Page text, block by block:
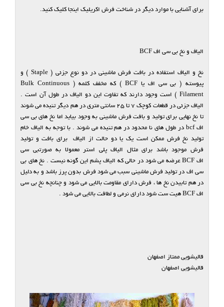
برای آشنایی با موارد دیگر در شناخت فرش اکریلیک اینجا کلیک کنید.
الیاف و نخ بی سی اف BCF
نخ و الیاف استفاده در بافت فرش ماشینی در دو نوع جزئی ( Staple ) و
پیوسته ( بی سی اف یا BCF ) که مخفف کلمه ( Bulk Continuous
Filament ) است وجود دارند که تفاوت این دو الیاف در طول آن است .
الیاف جزئی در قطعات کوچک 7 تا 25 سانتی متری در هم دیگر تنیده می شوند
تا نخ نهایی برای تولید و بافت فرش ماشینی به وجود بیاید اما نخ های بی سی
اف bcf در طول های نا محدود در هم تنیده می شوند . با توجه به الیاف خام
تولید نخ فرش ممکن است یک یا دو حالت از الیاف برای بافت و تولید
فرش موجود باشد برای مثال الیاف پلی استر معمولا به صورتبی سی
اف BCF عرضه می شود در حالی که الیاف پشم این گونه نیست . نخ های بی
سی اف در تولید فرش ماشینی سبب می شود فرش بدون پرز باشد و به دلیل
در هم تابیدن نخ ها ، فرش دارای مقاومت بالایی می شود و چنانچه نخ بی سی
اف BCF هیت ست شود دارای نرمی و لطافت بالایی می شود .
قالیشویی ممتاز اصفهان
قالیشویی اصفهان